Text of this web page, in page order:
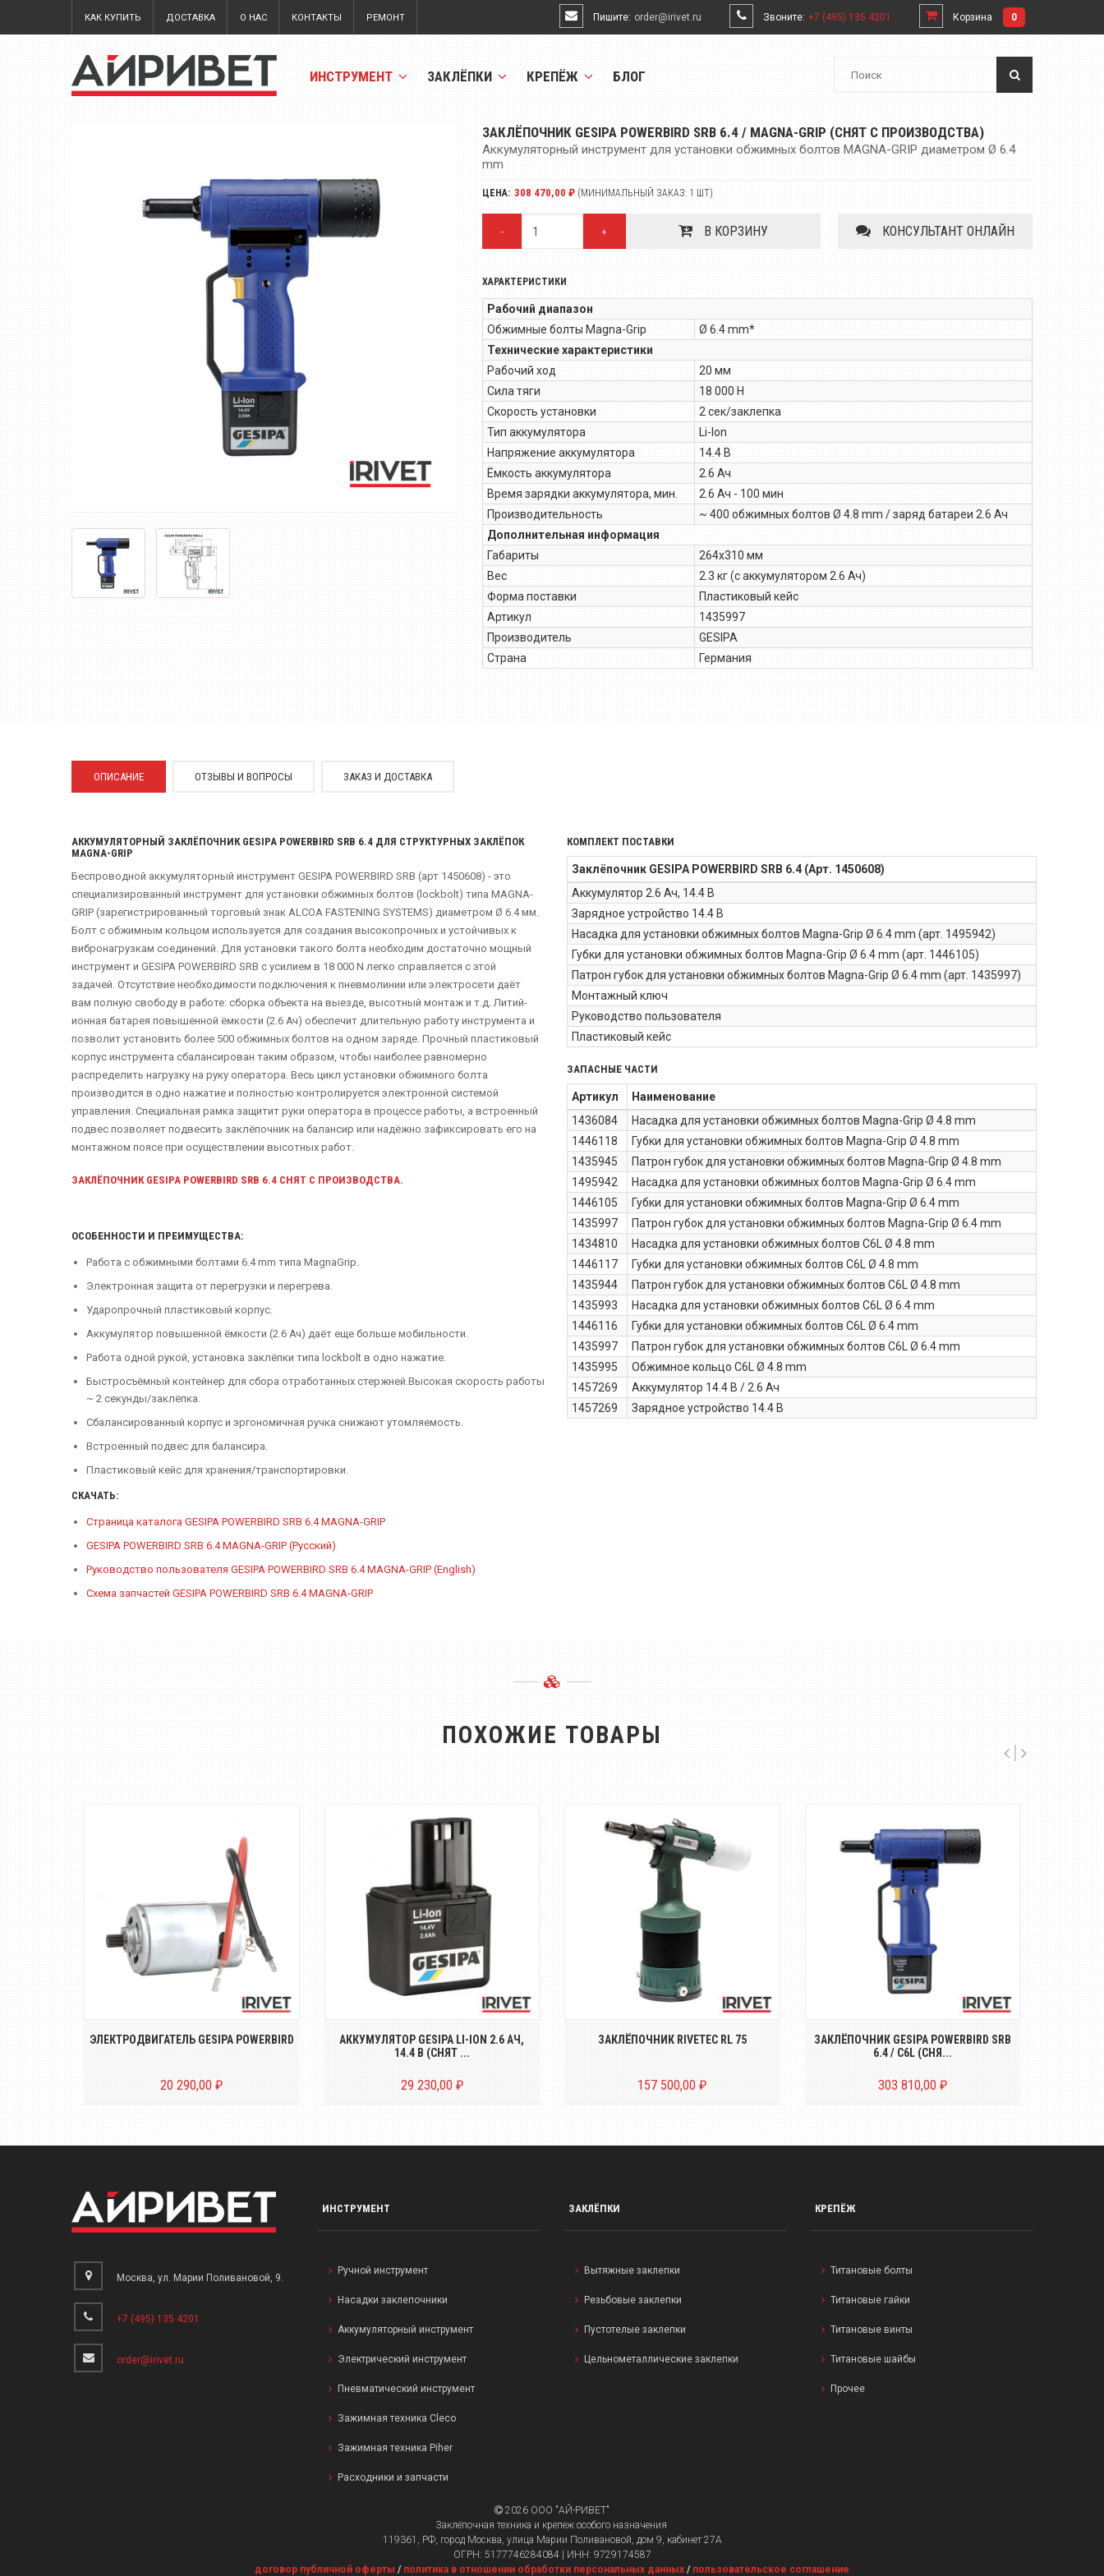
КАК КУПИТЬ ДОСТАВКА О НАС КОНТАКТЫ РЕМОНТ Пишите: order@irivet.ru Звоните: +7 (495) 135 4201 Корзина 0
ИНСТРУМЕНТ ЗАКЛЁПКИ КРЕПЁЖ БЛОГ
ЗАКЛЁПОЧНИК GESIPA POWERBIRD SRB 6.4 / MAGNA-GRIP (СНЯТ С ПРОИЗВОДСТВА)
Аккумуляторный инструмент для установки обжимных болтов MAGNA-GRIP диаметром Ø 6.4
mm
ЦЕНА: 308 470,00 ₽ (МИНИМАЛЬНЫЙ ЗАКАЗ: 1 ШТ)
- + В КОРЗИНУ КОНСУЛЬТАНТ ОНЛАЙН
ХАРАКТЕРИСТИКИ
Рабочий диапазон
Обжимные болты Magna-Grip
Ø 6.4 mm*
Технические характеристики
Рабочий ход
20 мм
Сила тяги
18 000 Н
Скорость установки
2 сек/заклепка
Тип аккумулятора
Li-Ion
Напряжение аккумулятора
14.4 В
Ёмкость аккумулятора
2.6 Ач
Время зарядки аккумулятора, мин.
2.6 Ач - 100 мин
Производительность
~ 400 обжимных болтов Ø 4.8 mm / заряд батареи 2.6 Ач
Дополнительная информация
Габариты
264х310 мм
Вес
2.3 кг (с аккумулятором 2.6 Ач)
Форма поставки
Пластиковый кейс
Артикул
1435997
Производитель
GESIPA
Страна
Германия
ОПИСАНИЕ ОТЗЫВЫ И ВОПРОСЫ ЗАКАЗ И ДОСТАВКА
АККУМУЛЯТОРНЫЙ ЗАКЛЁПОЧНИК GESIPA POWERBIRD SRB 6.4 ДЛЯ СТРУКТУРНЫХ ЗАКЛЁПОК
MAGNA-GRIP
Беспроводной аккумуляторный инструмент GESIPA POWERBIRD SRB (арт 1450608) - это
специализированный инструмент для установки обжимных болтов (lockbolt) типа MAGNA-
GRIP (зарегистрированный торговый знак ALCOA FASTENING SYSTEMS) диаметром Ø 6.4 мм.
Болт с обжимным кольцом используется для создания высокопрочных и устойчивых к
вибронагрузкам соединений. Для установки такого болта необходим достаточно мощный
инструмент и GESIPA POWERBIRD SRB с усилием в 18 000 N легко справляется с этой
задачей. Отсутствие необходимости подключения к пневмолинии или электросети даёт
вам полную свободу в работе: сборка объекта на выезде, высотный монтаж и т.д. Литий-
ионная батарея повышенной ёмкости (2.6 Ач) обеспечит длительную работу инструмента и
позволит установить более 500 обжимных болтов на одном заряде. Прочный пластиковый
корпус инструмента сбалансирован таким образом, чтобы наиболее равномерно
распределить нагрузку на руку оператора. Весь цикл установки обжимного болта
производится в одно нажатие и полностью контролируется электронной системой
управления. Специальная рамка защитит руки оператора в процессе работы, а встроенный
подвес позволяет подвесить заклёпочник на балансир или надёжно зафиксировать его на
монтажном поясе при осуществлении высотных работ.
ЗАКЛЁПОЧНИК GESIPA POWERBIRD SRB 6.4 СНЯТ С ПРОИЗВОДСТВА.
ОСОБЕННОСТИ И ПРЕИМУЩЕСТВА:
Работа с обжимными болтами 6.4 mm типа MagnaGrip.
Электронная защита от перегрузки и перегрева.
Ударопрочный пластиковый корпус.
Аккумулятор повышенной ёмкости (2.6 Ач) даёт еще больше мобильности.
Работа одной рукой, установка заклёпки типа lockbolt в одно нажатие.
Быстросъёмный контейнер для сбора отработанных стержней.Высокая скорость работы
~ 2 секунды/заклёпка.
Сбалансированный корпус и эргономичная ручка снижают утомляемость.
Встроенный подвес для балансира.
Пластиковый кейс для хранения/транспортировки.
СКАЧАТЬ:
Страница каталога GESIPA POWERBIRD SRB 6.4 MAGNA-GRIP
GESIPA POWERBIRD SRB 6.4 MAGNA-GRIP (Русский)
Руководство пользователя GESIPA POWERBIRD SRB 6.4 MAGNA-GRIP (English)
Схема запчастей GESIPA POWERBIRD SRB 6.4 MAGNA-GRIP
КОМПЛЕКТ ПОСТАВКИ
Заклёпочник GESIPA POWERBIRD SRB 6.4 (Арт. 1450608)
Аккумулятор 2.6 Ач, 14.4 В
Зарядное устройство 14.4 В
Насадка для установки обжимных болтов Magna-Grip Ø 6.4 mm (арт. 1495942)
Губки для установки обжимных болтов Magna-Grip Ø 6.4 mm (арт. 1446105)
Патрон губок для установки обжимных болтов Magna-Grip Ø 6.4 mm (арт. 1435997)
Монтажный ключ
Руководство пользователя
Пластиковый кейс
ЗАПАСНЫЕ ЧАСТИ
Артикул
Наименование
1436084
Насадка для установки обжимных болтов Magna-Grip Ø 4.8 mm
1446118
Губки для установки обжимных болтов Magna-Grip Ø 4.8 mm
1435945
Патрон губок для установки обжимных болтов Magna-Grip Ø 4.8 mm
1495942
Насадка для установки обжимных болтов Magna-Grip Ø 6.4 mm
1446105
Губки для установки обжимных болтов Magna-Grip Ø 6.4 mm
1435997
Патрон губок для установки обжимных болтов Magna-Grip Ø 6.4 mm
1434810
Насадка для установки обжимных болтов C6L Ø 4.8 mm
1446117
Губки для установки обжимных болтов C6L Ø 4.8 mm
1435944
Патрон губок для установки обжимных болтов C6L Ø 4.8 mm
1435993
Насадка для установки обжимных болтов C6L Ø 6.4 mm
1446116
Губки для установки обжимных болтов C6L Ø 6.4 mm
1435997
Патрон губок для установки обжимных болтов C6L Ø 6.4 mm
1435995
Обжимное кольцо C6L Ø 4.8 mm
1457269
Аккумулятор 14.4 В / 2.6 Ач
1457269
Зарядное устройство 14.4 В
ПОХОЖИЕ ТОВАРЫ
Электродвигатель заклёпочника
ЭЛЕКТРОДВИГАТЕЛЬ GESIPA POWERBIRD
20 290,00 ₽
Аккумуляторная батарея
повышенной ёмкости GESIPA Li-Ion
АККУМУЛЯТОР GESIPA LI-ION 2.6 АЧ,
14.4 В (СНЯТ ...
29 230,00 ₽
Пневмогидравлический
заклёпочник для структурных
заклёпок диаметром...
ЗАКЛЁПОЧНИК RIVETEC RL 75
157 500,00 ₽
Аккумуляторный инструмент для
установки обжимных болтов C6L
ЗАКЛЁПОЧНИК GESIPA POWERBIRD SRB
6.4 / C6L (СНЯ...
303 810,00 ₽
Москва, ул. Марии Поливановой, 9.
+7 (495) 135 4201
order@irivet.ru
ИНСТРУМЕНТ
Ручной инструмент
Насадки заклепочники
Аккумуляторный инструмент
Электрический инструмент
Пневматический инструмент
Зажимная техника Cleco
Зажимная техника Piher
Расходники и запчасти
ЗАКЛЁПКИ
Вытяжные заклепки
Резьбовые заклепки
Пустотелые заклепки
Цельнометаллические заклепки
КРЕПЁЖ
Титановые болты
Титановые гайки
Титановые винты
Титановые шайбы
Прочее
2026 ООО "АЙ-РИВЕТ"
Заклёпочная техника и крепеж особого назначения
119361, РФ, город Москва, улица Марии Поливановой, дом 9, кабинет 27А
ОГРН: 5177746284084 | ИНН: 9729174587
договор публичной оферты / политика в отношении обработки персональных данных / пользовательское соглашение